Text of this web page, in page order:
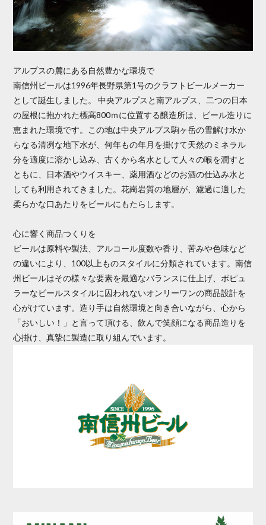
アルプスの麓にある自然豊かな環境で
南信州ビールは1996年長野県第1号のクラフトビールメーカー
として誕生しました。 中央アルプスと南アルプス、二つの日本
の屋根に抱かれた標高800ｍに位置する醸造所は、ビール造りに
恵まれた環境です。この地は中央アルプス駒ヶ岳の雪解け水か
らなる清冽な地下水が、何年もの年月を掛けて天然のミネラル
分を適度に溶かし込み、古くから名水として人々の喉を潤すと
ともに、日本酒やウイスキー、薬用酒などのお酒の仕込み水と
しても利用されてきました。花崗岩質の地層が、濾過に適した
柔らかな口あたりをビールにもたらします。
心に響く商品つくりを
ビールは原料や製法、アルコール度数や香り、苦みや色味など
の違いにより、100以上ものスタイルに分類されています。南信
州ビールはその様々な要素を最適なバランスに仕上げ、ポピュ
ラーなビールスタイルに囚われないオンリーワンの商品設計を
心がけています。造り手は自然環境と向き合いながら、心から
「おいしい！」と言って頂ける、飲んで笑顔になる商品造りを
心掛け、真摯に製造に取り組んでいます。